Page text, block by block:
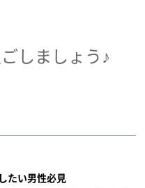
しましょう♪
たい男性必見